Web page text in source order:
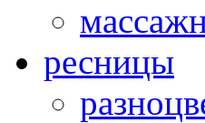
ресницы